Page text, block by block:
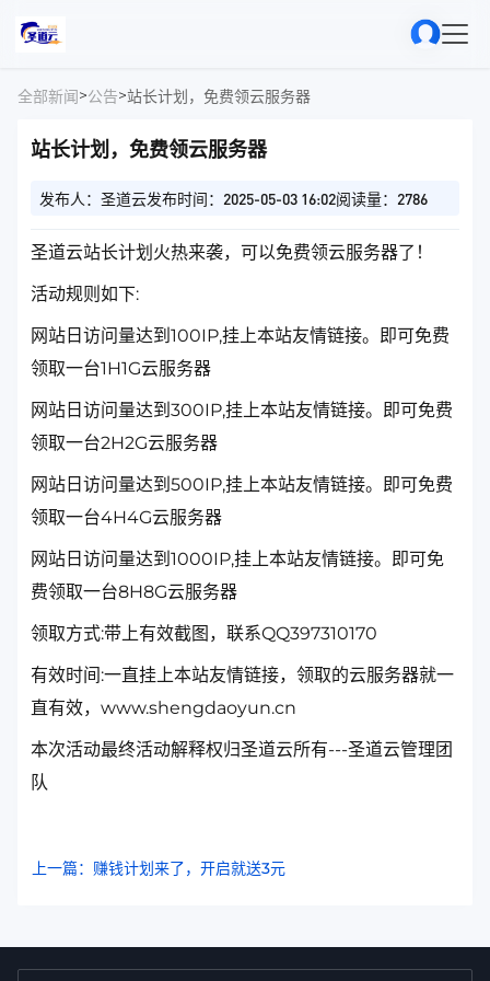
全部新闻>公告>站长计划，免费领云服务器
站长计划，免费领云服务器
发布人：圣道云发布时间：2025-05-03 16:02阅读量：2786
圣道云站长计划火热来袭，可以免费领云服务器了！
活动规则如下:
网站日访问量达到100IP,挂上本站友情链接。即可免费
领取一台1H1G云服务器
网站日访问量达到300IP,挂上本站友情链接。即可免费
领取一台2H2G云服务器
网站日访问量达到500IP,挂上本站友情链接。即可免费
领取一台4H4G云服务器
网站日访问量达到1000IP,挂上本站友情链接。即可免
费领取一台8H8G云服务器
领取方式:带上有效截图，联系QQ397310170
有效时间:一直挂上本站友情链接，领取的云服务器就一
直有效，www.shengdaoyun.cn
本次活动最终活动解释权归圣道云所有---圣道云管理团
队
上一篇：赚钱计划来了，开启就送3元